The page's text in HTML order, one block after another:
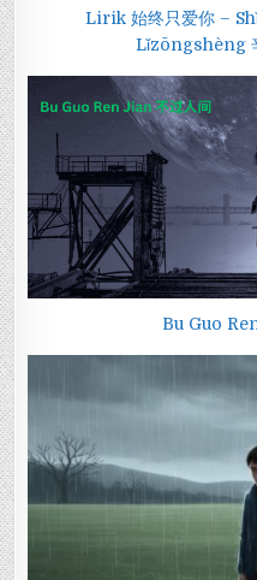
Lirik 始终只爱你 –
Lǐzōngshèng
Bu Guo